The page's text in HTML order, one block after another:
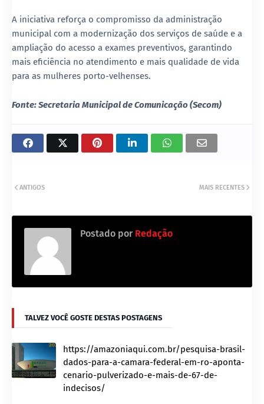
A iniciativa reforça o compromisso da administração
municipal com a modernização dos serviços de saúde e a
ampliação do acesso a exames preventivos, garantindo
mais eficiência no atendimento e mais qualidade de vida
para as mulheres porto-velhenses.
Fonte: Secretaria Municipal de Comunicação (Secom)
MAIS RECENTES
ANTIGOS
Postado por Redação
TALVEZ VOCÊ GOSTE DESTAS POSTAGENS
https://amazoniaqui.com.br/pesquisa-brasil-
dados-para-a-camara-federal-em-ro-aponta-
cenario-pulverizado-e-mais-de-67-de-
indecisos/